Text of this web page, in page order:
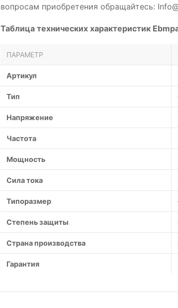
вопросам приобретения обращайтесь:
Таблица технических характеристик
ПАРАМЕТР
Артикул
Тип
Напряжение
Частота
Мощность
Сила тока
Типоразмер
Степень защиты
Страна производства
Гарантия